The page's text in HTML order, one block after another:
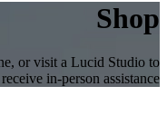
Shop
or visit a Lucid Studio to
in-person assistance.